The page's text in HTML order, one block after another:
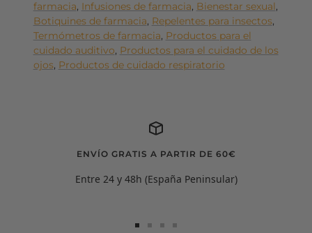
farmacia, Infusiones de farmacia, Bienestar sexual,
Botiquines de farmacia, Repelentes para insectos,
Termómetros de farmacia, Productos para el
cuidado auditivo, Productos para el cuidado de los
ojos, Productos de cuidado respiratorio
ENVÍO GRATIS A PARTIR DE 60€
Entre 24 y 48h (España Peninsular)